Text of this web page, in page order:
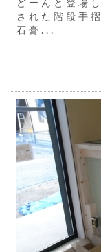
どーんと登場
された階段手
石膏...